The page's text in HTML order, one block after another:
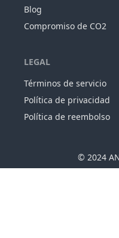
Blog
Compromiso de CO2
LEGAL
Términos de servicio
Política de privacidad
Política de reembolso
© 2024